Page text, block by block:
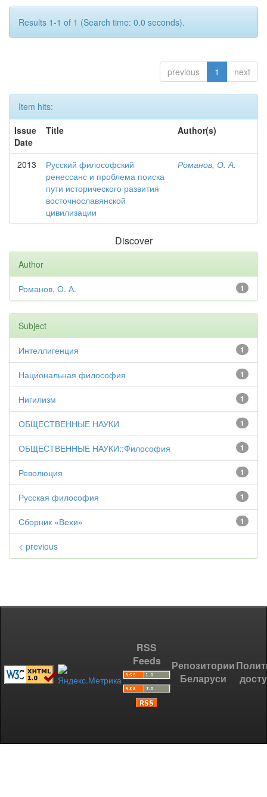
Results 1-1 of 1 (Search time: 0.0 seconds).
previous 1 next
Item hits:
Issue
Date
Title Author(s)
2013
Русский философский
ренессанс и проблема поиска
пути исторического развития
восточнославянской
цивилизации
Романов, О. А.
Discover
Author
1
Романов, О. А.
Subject
1
Интеллигенция
1
Национальная философия
1
Нигилизм
1
ОБЩЕСТВЕННЫЕ НАУКИ
1
ОБЩЕСТВЕННЫЕ НАУКИ::Философия
1
Революция
1
Русская философия
1
Сборник «Вехи»
< previous
RSS
Feeds
Репозитории
Беларуси